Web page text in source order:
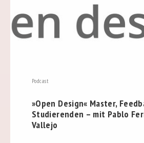
Podcast
»Open Design« Master,
Studierenden – mit Pablo
Vallejo